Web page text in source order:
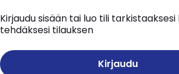
Kirjaudu sisään tai luo tili tarkistaaksesi
tehdäksesi tilauksen
Kirjaudu